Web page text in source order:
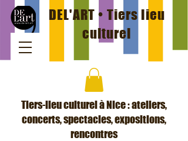
DEL'ART • Tiers lieu
culturel
Tiers-lieu culturel à Nice : ateliers,
concerts, spectacles, expositions,
rencontres